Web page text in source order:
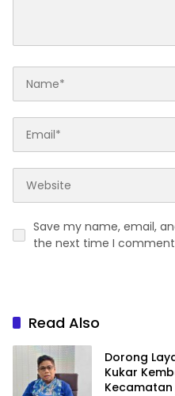
Save my name, email,
the next time I
Read Also
Dorong
Kukar
Kecamatan